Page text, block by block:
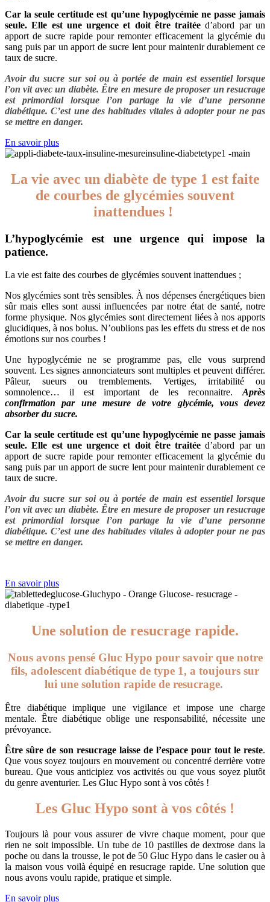
Car la seule certitude est qu’une hypoglycémie ne passe jamais
seule. Elle est une urgence et doit être traitée d’abord par un
apport de sucre rapide pour remonter efficacement la glycémie du
sang puis par un apport de sucre lent pour maintenir durablement ce
taux de sucre.
Avoir du sucre sur soi ou à portée de main est essentiel lorsque
l’on vit avec un diabète. Être en mesure de proposer un resucrage
est primordial lorsque l’on partage la vie d’une personne
diabétique. C’est une des habitudes vitales à adopter pour ne pas
se mettre en danger.
En savoir plus
La vie avec un diabète de type 1 est faite
de courbes de glycémies souvent
inattendues !
L’hypoglycémie est une urgence qui impose la
patience.
La vie est faite des courbes de glycémies souvent inattendues ;
Nos glycémies sont très sensibles. À nos dépenses énergétiques bien
sûr mais elles sont aussi influencées par notre état de santé, notre
forme physique. Nos glycémies sont directement liées à nos apports
glucidiques, à nos bolus. N’oublions pas les effets du stress et de nos
émotions sur nos courbes !
Une hypoglycémie ne se programme pas, elle vous surprend
souvent. Les signes annonciateurs sont multiples et peuvent différer.
Pâleur, sueurs ou tremblements. Vertiges, irritabilité ou
somnolence… il est important de les reconnaitre.Après
confirmation par une mesure de votre glycémie, vous devez
absorber du sucre.
Car la seule certitude est qu’une hypoglycémie ne passe jamais
seule. Elle est une urgence et doit être traitée d’abord par un
apport de sucre rapide pour remonter efficacement la glycémie du
sang puis par un apport de sucre lent pour maintenir durablement ce
taux de sucre.
Avoir du sucre sur soi ou à portée de main est essentiel lorsque
l’on vit avec un diabète. Être en mesure de proposer un resucrage
est primordial lorsque l’on partage la vie d’une personne
diabétique. C’est une des habitudes vitales à adopter pour ne pas
se mettre en danger.
En savoir plus
Une solution de resucrage rapide.
Nous avons pensé Gluc Hypo pour savoir que notre
fils, adolescent diabétique de type 1, a toujours sur
lui une solution rapide de resucrage.
Être diabétique implique une vigilance et impose une charge
mentale. Être diabétique oblige une responsabilité, nécessite une
prévoyance.
Être sûre de son resucrage laisse de l’espace pour tout le reste.
Que vous soyez toujours en mouvement ou concentré derrière votre
bureau. Que vous anticipiez vos activités ou que vous soyez plutôt
du genre aventurier. Les Gluc Hypo sont à vos côtés !
Les Gluc Hypo sont à vos côtés !
Toujours là pour vous assurer de vivre chaque moment, pour que
rien ne soit impossible. Un tube de 10 pastilles de dextrose dans la
poche ou dans la trousse, le pot de 50 Gluc Hypo dans le casier ou à
la maison vous voilà équipé en resucrage rapide. Une solution que
nous avons voulu rapide, pratique et simple.
En savoir plus